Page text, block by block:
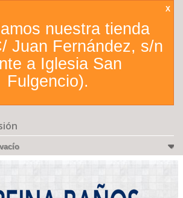
nuestra tienda
Juan Fernández, s/n
a Iglesia San
Fulgencio).
X
vacío